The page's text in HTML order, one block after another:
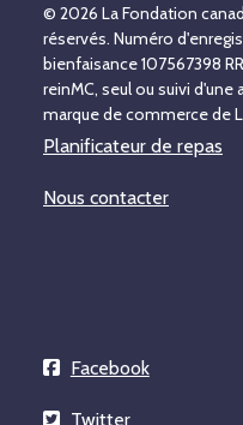
© 2026 La Fondation
réservés. Numéro
bienfaisance 107567398
reinMC, seul ou suivi
marque de commerce de
Planificateur de repas
Nous contacter
Facebook
Twitter